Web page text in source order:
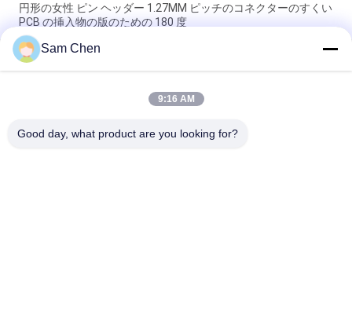
円形の女性 ピン ヘッダー 1.27MM ピッチのコネクターのすくい
PCB の挿入物の版のための 180 度
金張りされる女性ヘッダー 1.27mm ピッチの倍の列 50 ピン
SMT LCP プラスチック黒
帽子 LCP のプラスチックが付いている黒い女性 ピン ヘッダー
Sam Chen
9:16 AM
Good day, what product are you looking for?